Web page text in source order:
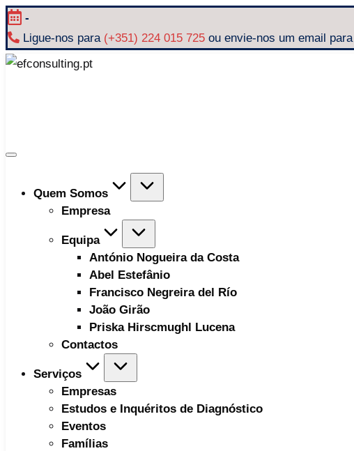
Skip
to
content
-
Ligue-nos para (+351) 224 015 725 ou envie-nos um email para
efconsulting.pt
Quem Somos
Empresa
Equipa
António Nogueira da Costa
Abel Estefânio
Francisco Negreira del Río
João Girão
Priska Hirscmughl Lucena
Contactos
Serviços
Empresas
Estudos e Inquéritos de Diagnóstico
Eventos
Famílias